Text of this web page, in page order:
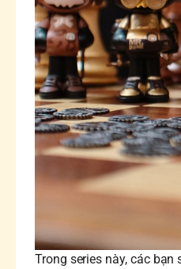
Trong series này, các